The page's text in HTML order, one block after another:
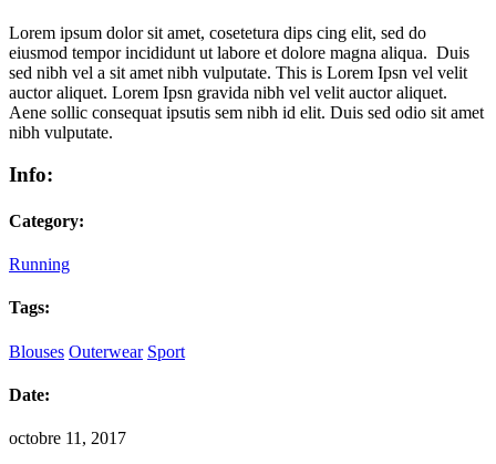
Lorem ipsum dolor sit amet, cosetetura dips cing elit, sed do
eiusmod tempor incididunt ut labore et dolore magna aliqua. Duis
sed nibh vel a sit amet nibh vulputate. This is Lorem Ipsn vel velit
auctor aliquet. Lorem Ipsn gravida nibh vel velit auctor aliquet.
Aene sollic consequat ipsutis sem nibh id elit. Duis sed odio sit amet
nibh vulputate.
Info:
Category:
Running
Tags:
Blouses Outerwear Sport
Date:
octobre 11, 2017